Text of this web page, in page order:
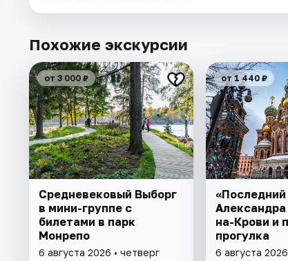
Похожие экскурсии
от 3 000 ₽
Cредневековый Выборг
в мини-группе c
билетами в парк
Монрепо
6 августа 2026 • четверг
от 1 440 ₽
«Последний
на-Крови и
прогулка
6 августа